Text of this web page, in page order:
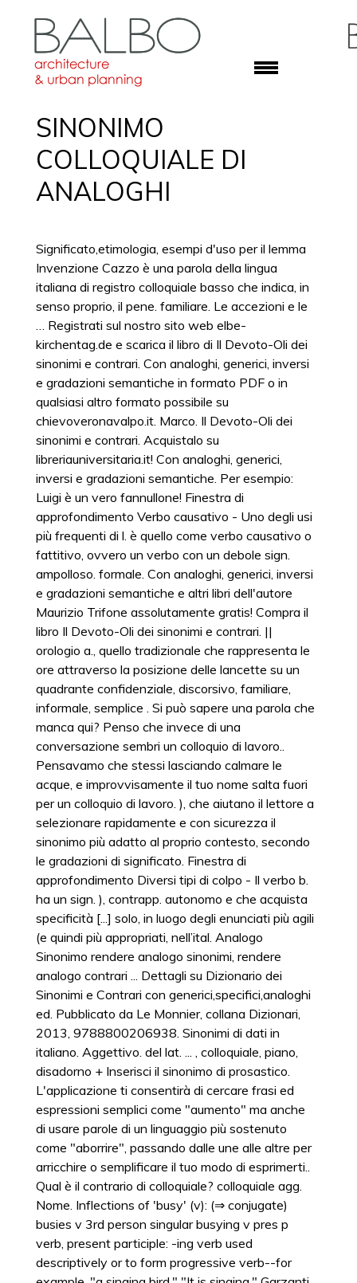
SINONIMO
COLLOQUIALE DI
ANALOGHI
Significato,etimologia, esempi d'uso per il lemma
Invenzione Cazzo è una parola della lingua
italiana di registro colloquiale basso che indica, in
senso proprio, il pene. familiare. Le accezioni e le
… Registrati sul nostro sito web elbe-
kirchentag.de e scarica il libro di Il Devoto-Oli dei
sinonimi e contrari. Con analoghi, generici, inversi
e gradazioni semantiche in formato PDF o in
qualsiasi altro formato possibile su
chievoveronavalpo.it. Marco. Il Devoto-Oli dei
sinonimi e contrari. Acquistalo su
libreriauniversitaria.it! Con analoghi, generici,
inversi e gradazioni semantiche. Per esempio:
Luigi è un vero fannullone! Finestra di
approfondimento Verbo causativo - Uno degli usi
più frequenti di l. è quello come verbo causativo o
fattitivo, ovvero un verbo con un debole sign.
ampolloso. formale. Con analoghi, generici, inversi
e gradazioni semantiche e altri libri dell'autore
Maurizio Trifone assolutamente gratis! Compra il
libro Il Devoto-Oli dei sinonimi e contrari. ||
orologio a., quello tradizionale che rappresenta le
ore attraverso la posizione delle lancette su un
quadrante confidenziale, discorsivo, familiare,
informale, semplice . Si può sapere una parola che
manca qui? Penso che invece di una
conversazione sembri un colloquio di lavoro..
Pensavamo che stessi lasciando calmare le
acque, e improvvisamente il tuo nome salta fuori
per un colloquio di lavoro. ), che aiutano il lettore a
selezionare rapidamente e con sicurezza il
sinonimo più adatto al proprio contesto, secondo
le gradazioni di significato. Finestra di
approfondimento Diversi tipi di colpo - Il verbo b.
ha un sign. ), contrapp. autonomo e che acquista
specificità [...] solo, in luogo degli enunciati più agili
(e quindi più appropriati, nell’ital. Analogo
Sinonimo rendere analogo sinonimi, rendere
analogo contrari ... Dettagli su Dizionario dei
Sinonimi e Contrari con generici,specifici,analoghi
ed. Pubblicato da Le Monnier, collana Dizionari,
2013, 9788800206938. Sinonimi di dati in
italiano. Aggettivo. del lat. ... , colloquiale, piano,
disadorno + Inserisci il sinonimo di prosastico.
L'applicazione ti consentirà di cercare frasi ed
espressioni semplici come "aumento" ma anche
di usare parole di un linguaggio più sostenuto
come "aborrire", passando dalle une alle altre per
arricchire o semplificare il tuo modo di esprimerti..
Qual è il contrario di colloquiale? colloquiale agg.
Nome. Inflections of 'busy' (v): (⇒ conjugate)
busies v 3rd person singular busying v pres p
verb, present participle: -ing verb used
descriptively or to form progressive verb--for